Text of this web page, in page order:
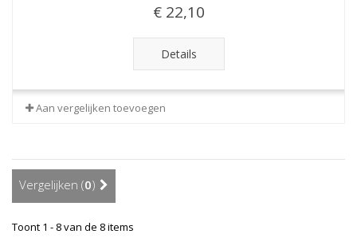
€ 22,10
Details
Aan vergelijken toevoegen
Vergelijken (0)
Toont 1 - 8 van de 8 items